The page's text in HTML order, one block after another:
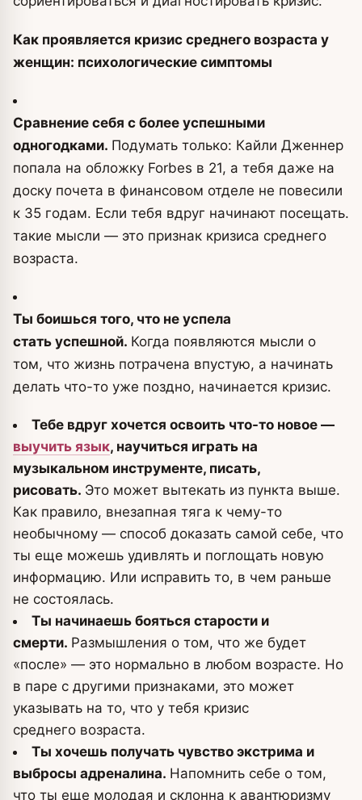
Как проявляется кризис среднего возраста у
женщин: психологические симптомы
Сравнение себя с более успешными
одногодками. Подумать только: Кайли Дженнер
попала на обложку Forbes в 21, а тебя даже на
доску почета в финансовом отделе не повесили
к 35 годам. Если тебя вдруг начинают посещать.
такие мысли — это признак кризиса среднего
возраста.
Ты боишься того, что не успела
стать успешной. Когда появляются мысли о
том, что жизнь потрачена впустую, а начинать
делать что-то уже поздно, начинается кризис.
Тебе вдруг хочется освоить что-то новое —
выучить язык, научиться играть на
музыкальном инструменте, писать,
рисовать. Это может вытекать из пункта выше.
Как правило, внезапная тяга к чему-то
необычному — способ доказать самой себе, что
ты еще можешь удивлять и поглощать новую
информацию. Или исправить то, в чем раньше
не состоялась.
Ты начинаешь бояться старости и
смерти. Размышления о том, что же будет
«после» — это нормально в любом возрасте. Но
в паре с другими признаками, это может
указывать на то, что у тебя кризис
среднего возраста.
Ты хочешь получать чувство экстрима и
выбросы адреналина. Напомнить себе о том,
что ты еще молодая и склонна к авантюризму